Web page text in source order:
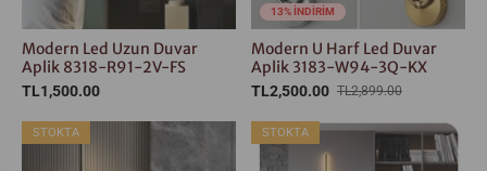
Modern Led Uzun Duvar
Aplik 8318-R91-2V-FS
TL1,500.00
13% İNDİRİM
Modern U Harf Led Duvar
Aplik 3183-W94-3Q-KX
TL2,500.00 TL2,899.00
STOKTA STOKTA